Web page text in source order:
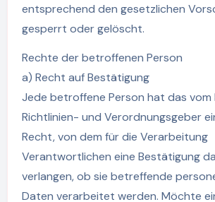
entsprechend den gesetzlichen
gesperrt oder gelöscht.
Rechte der betroffenen Person
a) Recht auf Bestätigung
Jede betroffene Person hat das vom
Richtlinien- und Verordnungsgeber
Recht, von dem für die Verarbeitung
Verantwortlichen eine Bestätigung
verlangen, ob sie betreffende
Daten verarbeitet werden. Möchte